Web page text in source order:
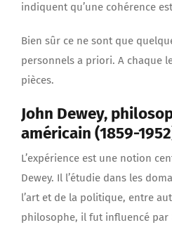
indiquent qu’une cohérence
Bien sûr ce ne sont que
personnels a priori. A chaque
pièces.
John Dewey,
américain (1859-
L’expérience est une notion
Dewey. Il l’étudie dans les
l’art et de la politique, entre
philosophe, il fut influencé par